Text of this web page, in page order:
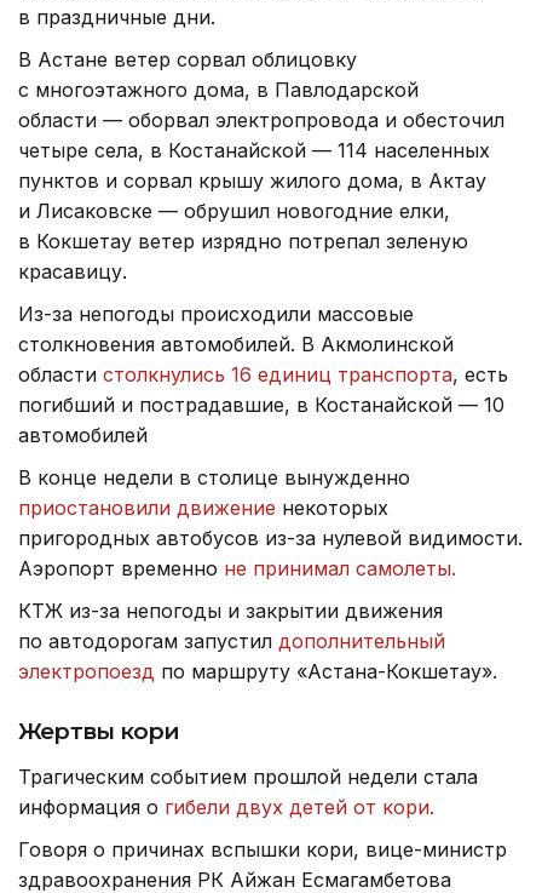
в праздничные дни.
В Астане ветер сорвал облицовку
с многоэтажного дома, в Павлодарской
области — оборвал электропровода и обесточил
четыре села, в Костанайской — 114 населенных
пунктов и сорвал крышу жилого дома, в Актау
и Лисаковске — обрушил новогодние елки,
в Кокшетау ветер изрядно потрепал зеленую
красавицу.
Из-за непогоды происходили массовые
столкновения автомобилей. В Акмолинской
области столкнулись 16 единиц транспорта, есть
погибший и пострадавшие, в Костанайской — 10
автомобилей
В конце недели в столице вынужденно
приостановили движение некоторых
пригородных автобусов из-за нулевой видимости.
Аэропорт временно не принимал самолеты.
КТЖ из-за непогоды и закрытии движения
по автодорогам запустил дополнительный
электропоезд по маршруту «Астана-Кокшетау».
Жертвы кори
Трагическим событием прошлой недели стала
информация о гибели двух детей от кори.
Говоря о причинах вспышки кори, вице-министр
здравоохранения РК Айжан Есмагамбетова